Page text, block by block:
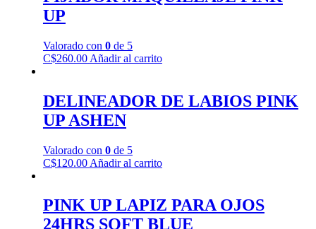
UP
Valorado con 0de 5
C$260.00 Añadir al carrito
DELINEADOR DE LABIOS PINK
UP ASHEN
Valorado con 0de 5
C$120.00 Añadir al carrito
PINK UP LAPIZ PARA OJOS
24HRS SOFT BLUE